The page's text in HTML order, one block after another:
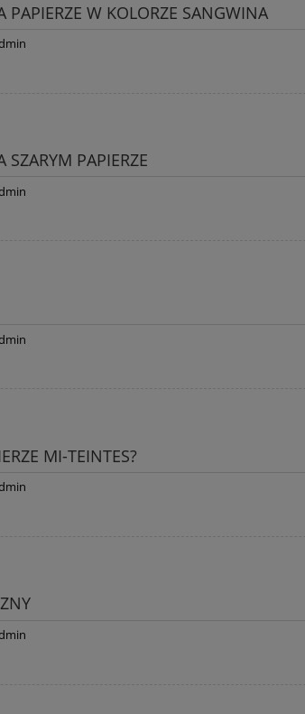
PAPIERZE W KOLORZE SANGWINA
SZARYM PAPIERZE
MI-TEINTES?